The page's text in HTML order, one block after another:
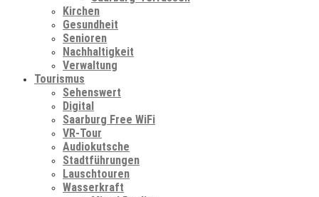
Kirchen
Gesundheit
Senioren
Nachhaltigkeit
Verwaltung
Tourismus
Sehenswert
Digital
Saarburg Free WiFi
VR-Tour
Audiokutsche
Stadtführungen
Lauschtouren
Wasserkraft